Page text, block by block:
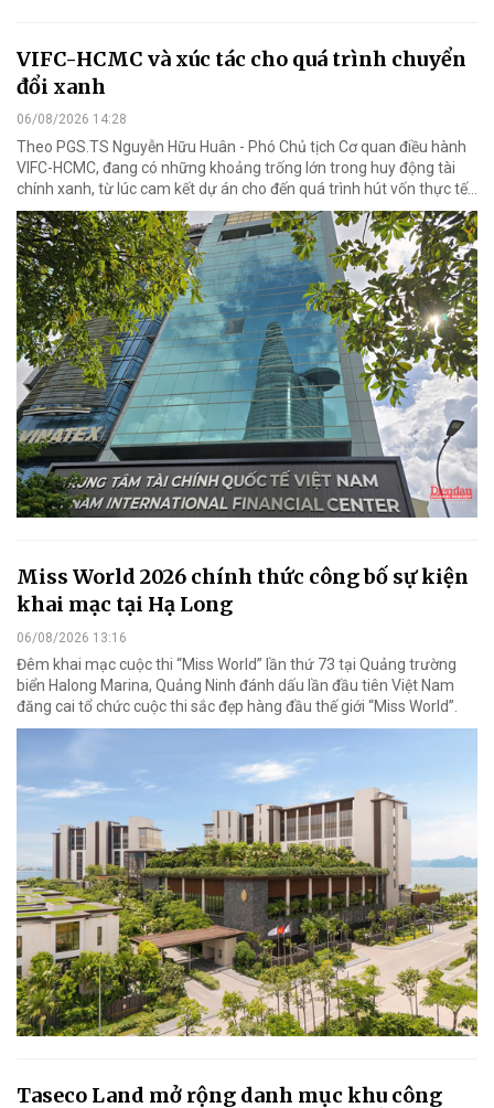
VIFC-HCMC và xúc tác cho quá trình chuyển
đổi xanh
06/08/2026 14:28
Theo PGS.TS Nguyễn Hữu Huân - Phó Chủ tịch Cơ quan điều hành
VIFC-HCMC, đang có những khoảng trống lớn trong huy động tài
chính xanh, từ lúc cam kết dự án cho đến quá trình hút vốn thực tế...
Miss World 2026 chính thức công bố sự kiện
khai mạc tại Hạ Long
06/08/2026 13:16
Đêm khai mạc cuộc thi “Miss World” lần thứ 73 tại Quảng trường
biển Halong Marina, Quảng Ninh đánh dấu lần đầu tiên Việt Nam
đăng cai tổ chức cuộc thi sắc đẹp hàng đầu thế giới “Miss World”.
Taseco Land mở rộng danh mục khu công